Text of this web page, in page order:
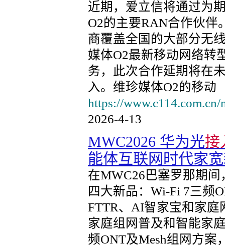
近期，爱立信将通过为
O2的主要RAN合作伙伴
商覆盖全国的大部分无
媒体O2最新移动网络转
务，此次合作延期将在
入。维珍媒体O2的移动
https://
2026-4-13
MWC2026 华为光接
能体互联网时代家
在MWC26巴塞罗那期
四大新品：Wi-Fi 7三频
FTTR、AI智家宝和家
家庭组网普及和智能家
频ONT及Mesh组网方案